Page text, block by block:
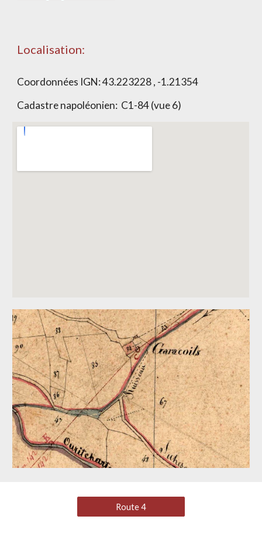
Localisation:
Coordonnées IGN: 43.223228 , -1.21354
Cadastre napoléonien: C1-84 (vue 6)
Route 4